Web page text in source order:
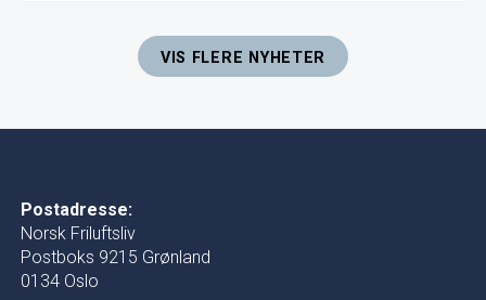
VIS FLERE NYHETER
Postadresse:
Norsk Friluftsliv
Postboks 9215 Grønland
0134 Oslo